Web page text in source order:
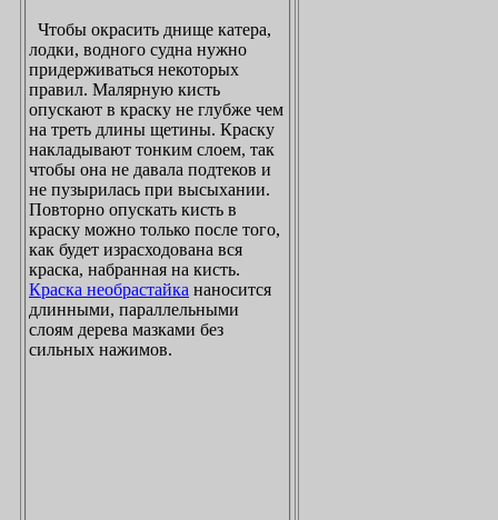
лодки, водного судна нужно
придерживаться некоторых
правил. Малярную кисть
опускают в краску не глубже чем
на треть длины щетины. Краску
накладывают тонким слоем, так
чтобы она не давала подтеков и
не пузырилась при высыхании.
Повторно опускать кисть в
краску можно только после того,
как будет израсходована вся
краска, набранная на кисть.
Краска необрастайка
длинными, параллельными
слоям дерева мазками без
сильных нажимов.